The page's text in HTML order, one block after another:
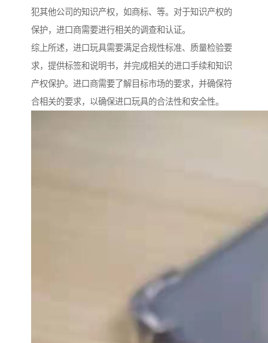
犯其他公司的知识产权，如商标、等。对于知识产权的
保护，进口商需要进行相关的调查和认证。
综上所述，进口玩具需要满足合规性标准、质量检验要
求，提供标签和说明书，并完成相关的进口手续和知识
产权保护。进口商需要了解目标市场的要求，并确保符
合相关的要求，以确保进口玩具的合法性和安全性。